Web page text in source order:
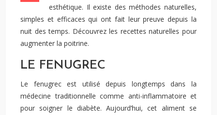
esthétique. Il existe des méthodes naturelles,
simples et efficaces qui ont fait leur preuve depuis la
nuit des temps. Découvrez les recettes naturelles pour
augmenter la poitrine.
LE FENUGREC
Le fenugrec est utilisé depuis longtemps dans la
médecine traditionnelle comme anti-inflammatoire et
pour soigner le diabète. Aujourd’hui, cet aliment se